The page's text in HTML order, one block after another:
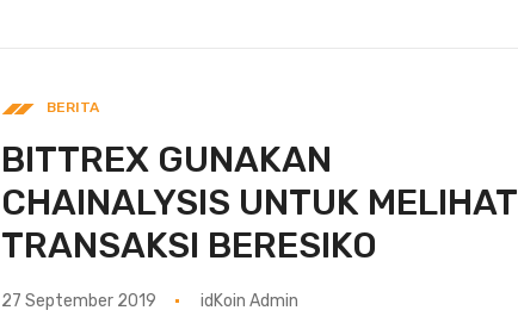
BERITA
BITTREX GUNAKAN
CHAINALYSIS UNTUK MELIHAT
TRANSAKSI BERESIKO
27 September 2019 idKoin Admin